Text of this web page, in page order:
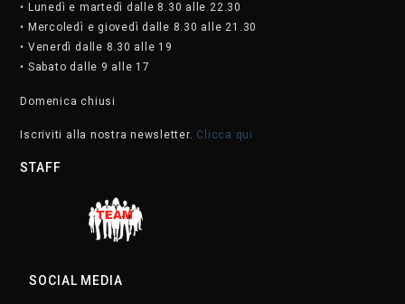
• Lunedì e martedì dalle 8.30 alle 22.30
• Mercoledì e giovedì dalle 8.30 alle 21.30
• Venerdì dalle 8.30 alle 19
• Sabato dalle 9 alle 17
Domenica chiusi
Iscriviti alla nostra newsletter. Clicca qui
STAFF
SOCIAL MEDIA